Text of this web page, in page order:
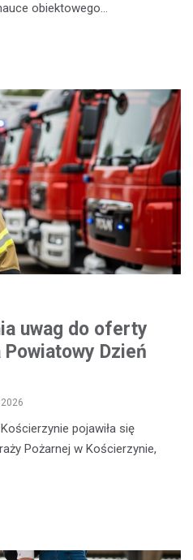
obiektowego…
uwag do oferty
Dzień
pojawiła się
Pożarnej w Kościerzynie,